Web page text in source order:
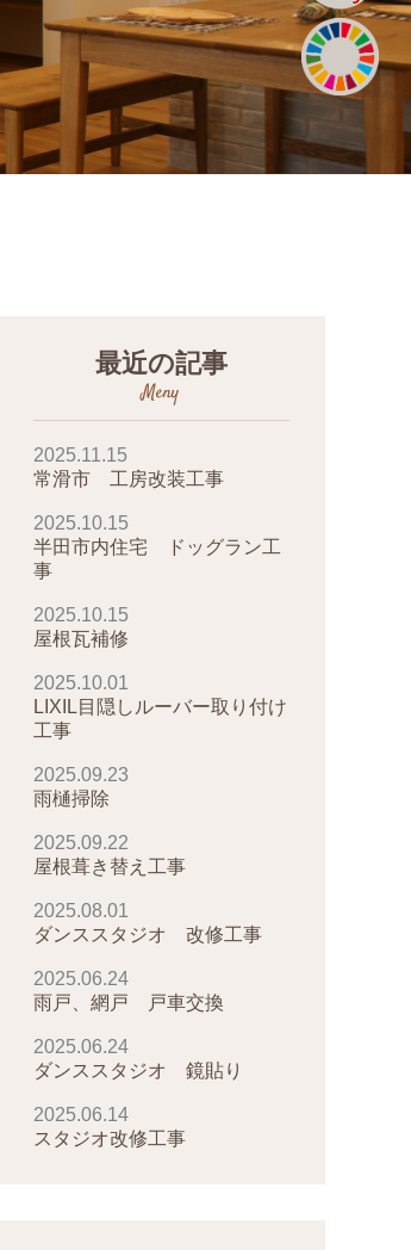
最近の記事
Meny
2025.11.15
常滑市 工房改装工事
2025.10.15
半田市内住宅 ドッグラン工
事
2025.10.15
屋根瓦補修
2025.10.01
LIXIL目隠しルーバー取り付け
工事
2025.09.23
雨樋掃除
2025.09.22
屋根葺き替え工事
2025.08.01
ダンススタジオ 改修工事
2025.06.24
雨戸、網戸 戸車交換
2025.06.24
ダンススタジオ 鏡貼り
2025.06.14
スタジオ改修工事